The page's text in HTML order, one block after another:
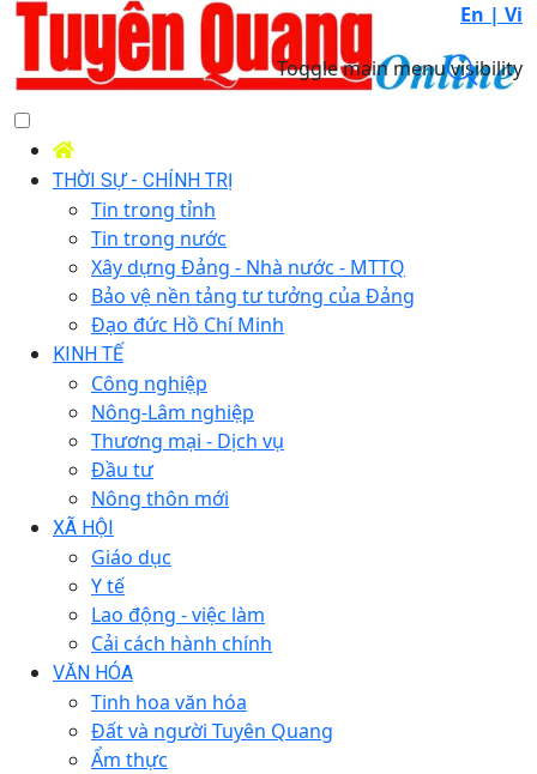
En | Vi
Toggle main menu visibility
THỜI SỰ - CHÍNH TRỊ
Tin trong tỉnh
Tin trong nước
Xây dựng Đảng - Nhà nước - MTTQ
Bảo vệ nền tảng tư tưởng của Đảng
Đạo đức Hồ Chí Minh
KINH TẾ
Công nghiệp
Nông-Lâm nghiệp
Thương mại - Dịch vụ
Đầu tư
Nông thôn mới
XÃ HỘI
Giáo dục
Y tế
Lao động - việc làm
Cải cách hành chính
VĂN HÓA
Tinh hoa văn hóa
Đất và người Tuyên Quang
Ẩm thực